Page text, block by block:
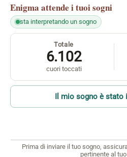
Enigma attende i tuoi sogni
sta interpretando un sogno
Totale
6.102
cuori toccati
Il mio sogno è stato
Prima di inviare il tuo sogno,
pertinente al